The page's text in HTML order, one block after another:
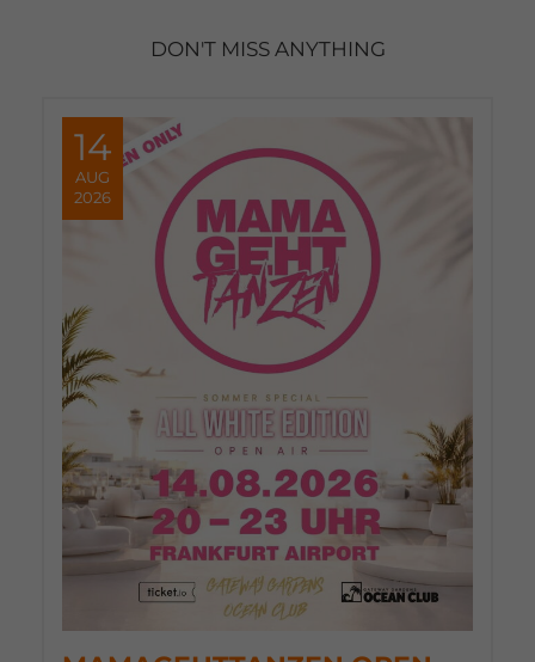
DON'T MISS ANYTHING
14
AUG
2026